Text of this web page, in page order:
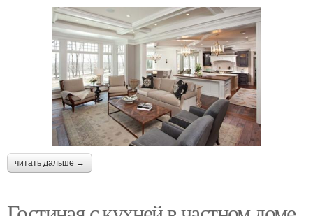
читать дальше →